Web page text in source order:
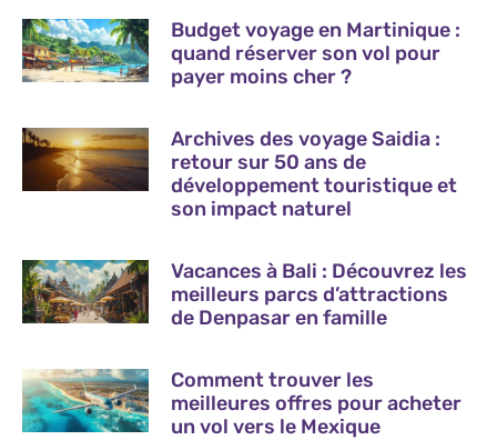
Budget voyage en Martinique :
quand réserver son vol pour
payer moins cher ?
Archives des voyage Saidia :
retour sur 50 ans de
développement touristique et
son impact naturel
Vacances à Bali : Découvrez les
meilleurs parcs d’attractions
de Denpasar en famille
Comment trouver les
meilleures offres pour acheter
un vol vers le Mexique